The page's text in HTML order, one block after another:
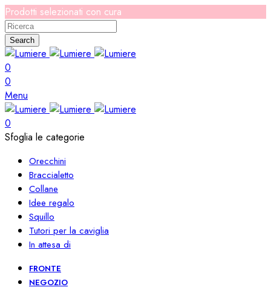
Prodotti selezionati con cura
Search
0
0
Menu
0
Sfoglia le categorie
Orecchini
Braccialetto
Collane
Idee regalo
Squillo
Tutori per la caviglia
In attesa di
FRONTE
NEGOZIO